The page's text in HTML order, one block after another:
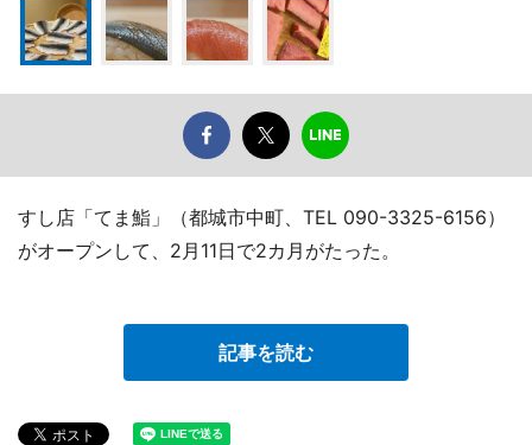
すし店「てま鮨」（都城市中町、TEL 090-3325-6156）
がオープンして、2月11日で2カ月がたった。
記事を読む